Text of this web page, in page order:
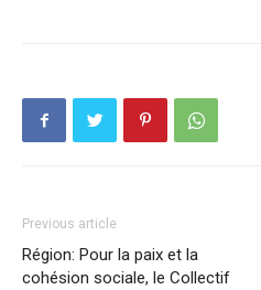
Previous article
Région: Pour la paix et la
cohésion sociale, le Collectif